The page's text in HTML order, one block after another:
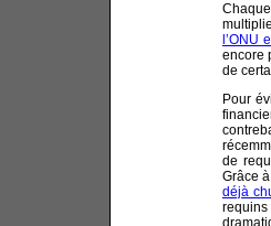
l’ONU
encore
de
Pour
de
Grâce
déjà